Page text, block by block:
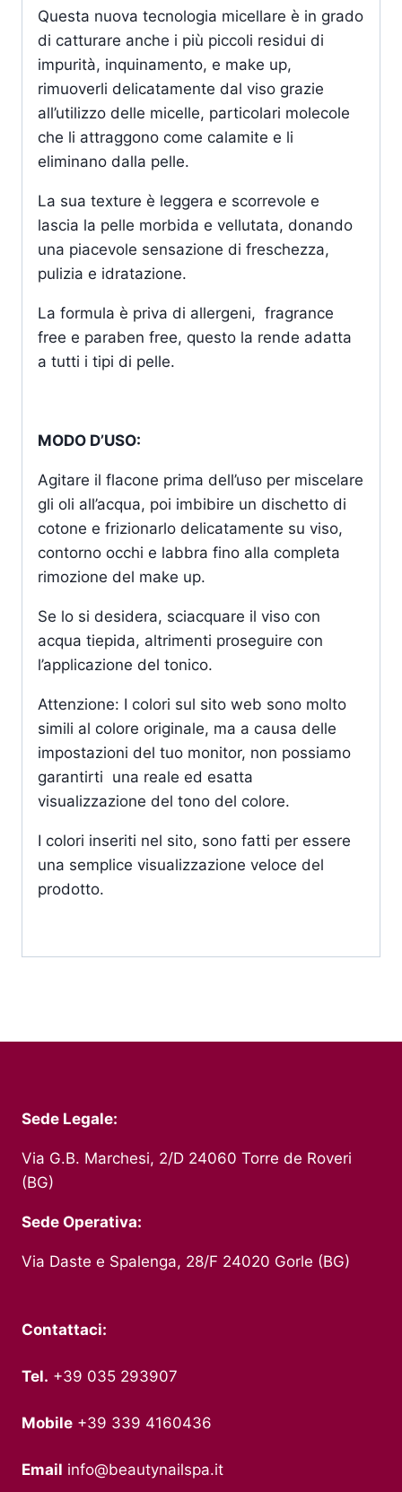
Questa nuova tecnologia micellare è in grado
di catturare anche i più piccoli residui di
impurità, inquinamento, e make up,
rimuoverli delicatamente dal viso grazie
all’utilizzo delle micelle, particolari molecole
che li attraggono come calamite e li
eliminano dalla pelle.
La sua texture è leggera e scorrevole e
lascia la pelle morbida e vellutata, donando
una piacevole sensazione di freschezza,
pulizia e idratazione.
La formula è priva di allergeni, fragrance
free e paraben free, questo la rende adatta
a tutti i tipi di pelle.
MODO D’USO:
Agitare il flacone prima dell’uso per miscelare
gli oli all’acqua, poi imbibire un dischetto di
cotone e frizionarlo delicatamente su viso,
contorno occhi e labbra fino alla completa
rimozione del make up.
Se lo si desidera, sciacquare il viso con
acqua tiepida, altrimenti proseguire con
l’applicazione del tonico.
Attenzione: I colori sul sito web sono molto
simili al colore originale, ma a causa delle
impostazioni del tuo monitor, non possiamo
garantirti una reale ed esatta
visualizzazione del tono del colore.
I colori inseriti nel sito, sono fatti per essere
una semplice visualizzazione veloce del
prodotto.
Sede Legale:
Via G.B. Marchesi, 2/D 24060 Torre de Roveri
(BG)
Sede Operativa:
Via Daste e Spalenga, 28/F 24020 Gorle (BG)
Contattaci:
Tel. +39 035 293907
Mobile +39 339 4160436
Email info@beautynailspa.it